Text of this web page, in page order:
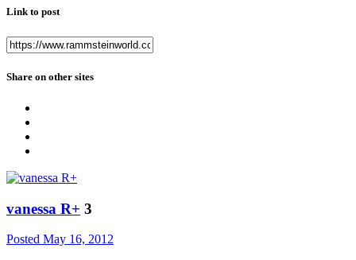
Link to post
Share on other sites
vanessa R+ 3
Posted May 16, 2012